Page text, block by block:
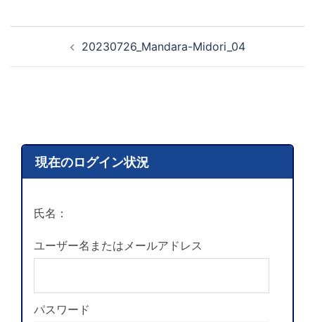
20230726_Mandara-Midori_04
現在のログイン状況
氏名：
ユーザー名またはメールアドレス
パスワード